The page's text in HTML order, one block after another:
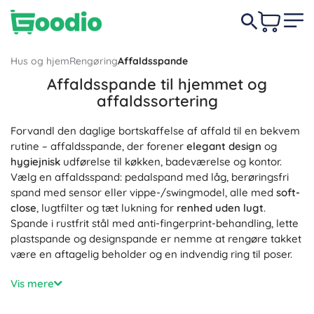
Hus og hjemRengøringAffaldsspande
Affaldsspande til hjemmet og
affaldssortering
Forvandl den daglige bortskaffelse af affald til en bekvem
rutine – affaldsspande, der forener elegant design og
hygiejnisk udførelse til køkken, badeværelse og kontor.
Vælg en affaldsspand: pedalspand med låg, berøringsfri
spand med sensor eller vippe-/swingmodel, alle med soft-
close, lugtfilter og tæt lukning for renhed uden lugt.
Spande i rustfrit stål med anti-fingerprint-behandling, lette
plastspande og designspande er nemme at rengøre takket
være en aftagelig beholder og en indvendig ring til poser.
Til affaldssortering er genbrugsspande med separate rum
(2-delte, 3-delte) og farvemarkerede låg ideelle. Vælg
Vis mere